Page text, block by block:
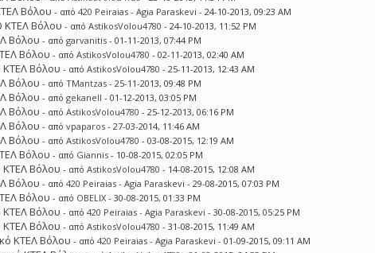
Βόλου - από420 Peiraias - Agia Paraskevi - 24-10-2013, 09:23 AM
ΚΤΕΛ Βόλου - απόAstikosVolou4780 - 24-10-2013, 11:52 PM
Βόλου - απόgarvanitis - 01-11-2013, 07:44 PM
Βόλου - απόAstikosVolou4780 - 02-11-2013, 02:40 AM
ΚΤΕΛ Βόλου - απόAstikosVolou4780 - 25-11-2013, 12:43 AM
Βόλου - απόTMantzas - 25-11-2013, 09:48 PM
Βόλου - απόgekanell - 01-12-2013, 03:05 PM
Βόλου - απόAstikosVolou4780 - 25-12-2013, 06:16 PM
Βόλου - απόvpaparos - 27-03-2014, 11:46 AM
Βόλου - απόAstikosVolou4780 - 03-08-2015, 12:19 AM
Βόλου - από Giannis - 10-08-2015, 02:05 PM
ΚΤΕΛ Βόλου - απόAstikosVolou4780 - 14-08-2015, 12:08 AM
Βόλου - από420 Peiraias - Agia Paraskevi - 29-08-2015, 07:03 PM
Βόλου - από OBELIX - 30-08-2015, 01:33 PM
ΚΤΕΛ Βόλου - από420 Peiraias - Agia Paraskevi - 30-08-2015, 05:25 PM
ΚΤΕΛ Βόλου - απόAstikosVolou4780 - 31-08-2015, 11:49 AM
ΚΤΕΛ Βόλου - από420 Peiraias - Agia Paraskevi - 01-09-2015, 09:11 AM